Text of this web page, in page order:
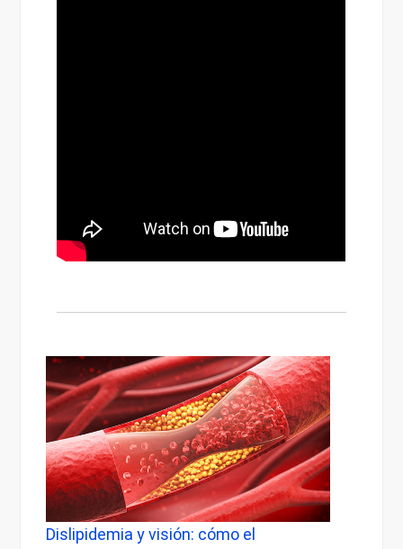
y visión: cómo el
Dolor de cabeza al